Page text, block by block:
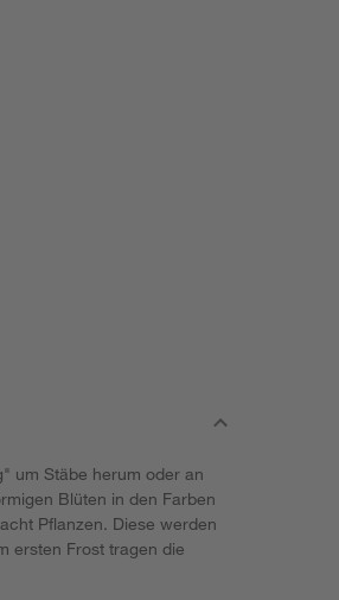
um Stäbe herum oder an
Blüten in den Farben
Pflanzen. Diese werden
ersten Frost tragen die